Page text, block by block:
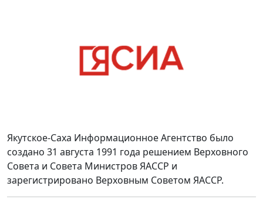
Якутское-Саха Информационное Агентство было
создано 31 августа 1991 года решением Верховного
Совета и Совета Министров ЯАССР и
зарегистрировано Верховным Советом ЯАССР.